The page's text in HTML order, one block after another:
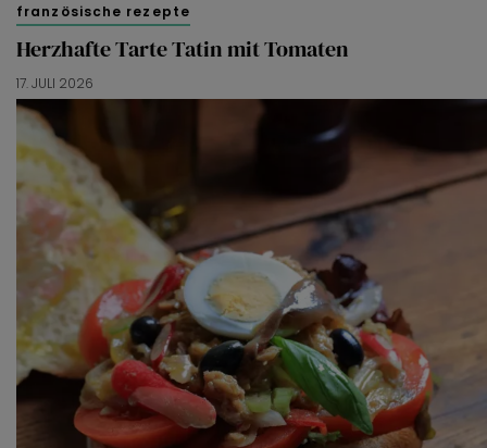
französische rezepte
Herzhafte Tarte Tatin mit Tomaten
17. JULI 2026